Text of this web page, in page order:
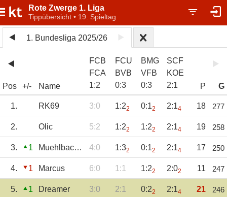
Rote Zwerge 1. Liga
Tippübersicht • 19. Spieltag
1. Bundesliga 2025/26
Pos +/- Name
FCB
FCA
1:2
FCU
BVB
0:3
BMG
VFB
0:3
SCF
KOE
2:1 P G
1. RK69 3:0 1:22 0:12 2:14 18 277
2. Olic 5:2 1:22 1:22 2:14 19 258
3. 1 Muehlbachtipp 4:0 1:32 0:12 2:14 17 250
4. 1 Marcus 6:0 1:1 1:22 2:02 11 247
5. 1 Dreamer 3:0 2:1 0:22 2:14 21 246